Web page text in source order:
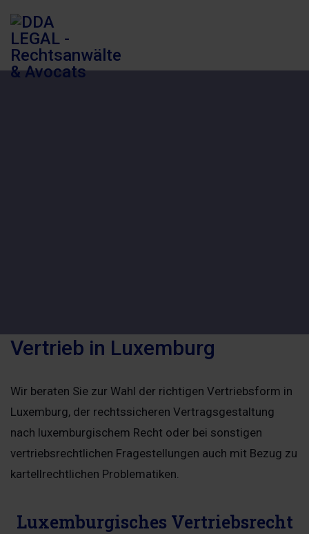
Vertrieb in Luxemburg
Wir beraten Sie zur Wahl der richtigen Vertriebsform in
Luxemburg, der rechtssicheren Vertragsgestaltung
nach luxemburgischem Recht oder bei sonstigen
vertriebsrechtlichen Fragestellungen auch mit Bezug zu
kartellrechtlichen Problematiken.
Luxemburgisches Vertriebsrecht